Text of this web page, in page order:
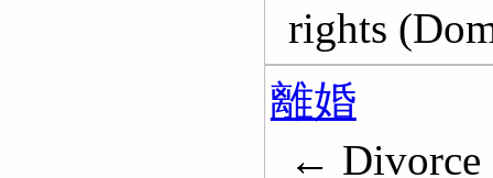
rights
離婚
← Divorce